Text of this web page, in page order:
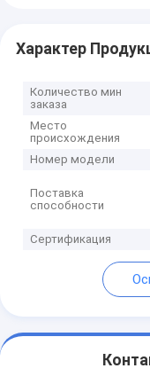
Характер
Количество мин
заказа
Место
происхождения
Номер модели
Поставка
способности
Сертификация